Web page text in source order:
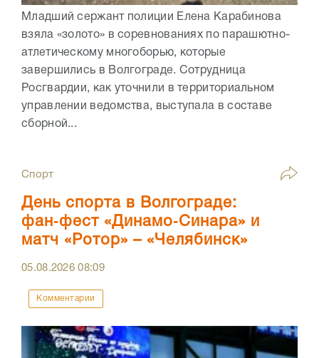
Младший сержант полиции Елена Карабинова
взяла «золото» в соревнованиях по парашютно-
атлетическому многоборью, которые
завершились в Волгограде. Сотрудница
Росгвардии, как уточнили в территориальном
управлении ведомства, выступала в составе
сборной...
Спорт
День спорта в Волгограде:
фан‑фест «Динамо‑Синара» и
матч «Ротор» – «Челябинск»
05.08.202608:09
Комментарии